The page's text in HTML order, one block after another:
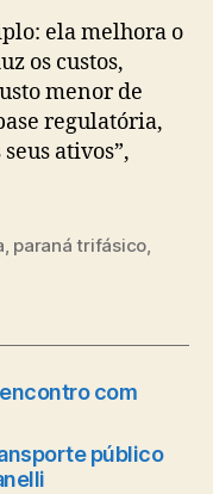
ela melhora o
os custos,
menor de
regulatória,
ativos”,
, paraná trifásico,
com
público